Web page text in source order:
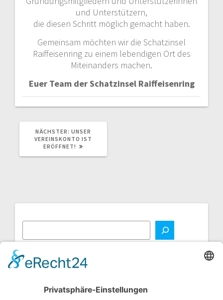
und Unterstützern,
die diesen Schritt möglich gemacht haben.
Gemeinsam möchten wir die Schatzinsel
Raiffeisenring zu einem lebendigen Ort des
Miteinanders machen.
Euer Team der Schatzinsel Raiffeisenring
NÄCHSTER: NÄCHSTER
BEITRAG:
UNSER
VEREINSKONTO IST
ERÖFFNET!
NEUE BEITRÄGE